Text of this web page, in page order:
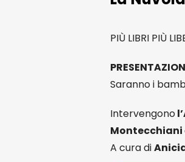
PIÙ LIBRI PIÙ
Saranno i
Intervengono
Montecchiani
A cura di